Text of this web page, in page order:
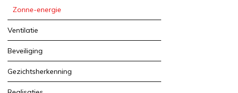
Zonne-energie
Ventilatie
Beveiliging
Gezichtsherkenning